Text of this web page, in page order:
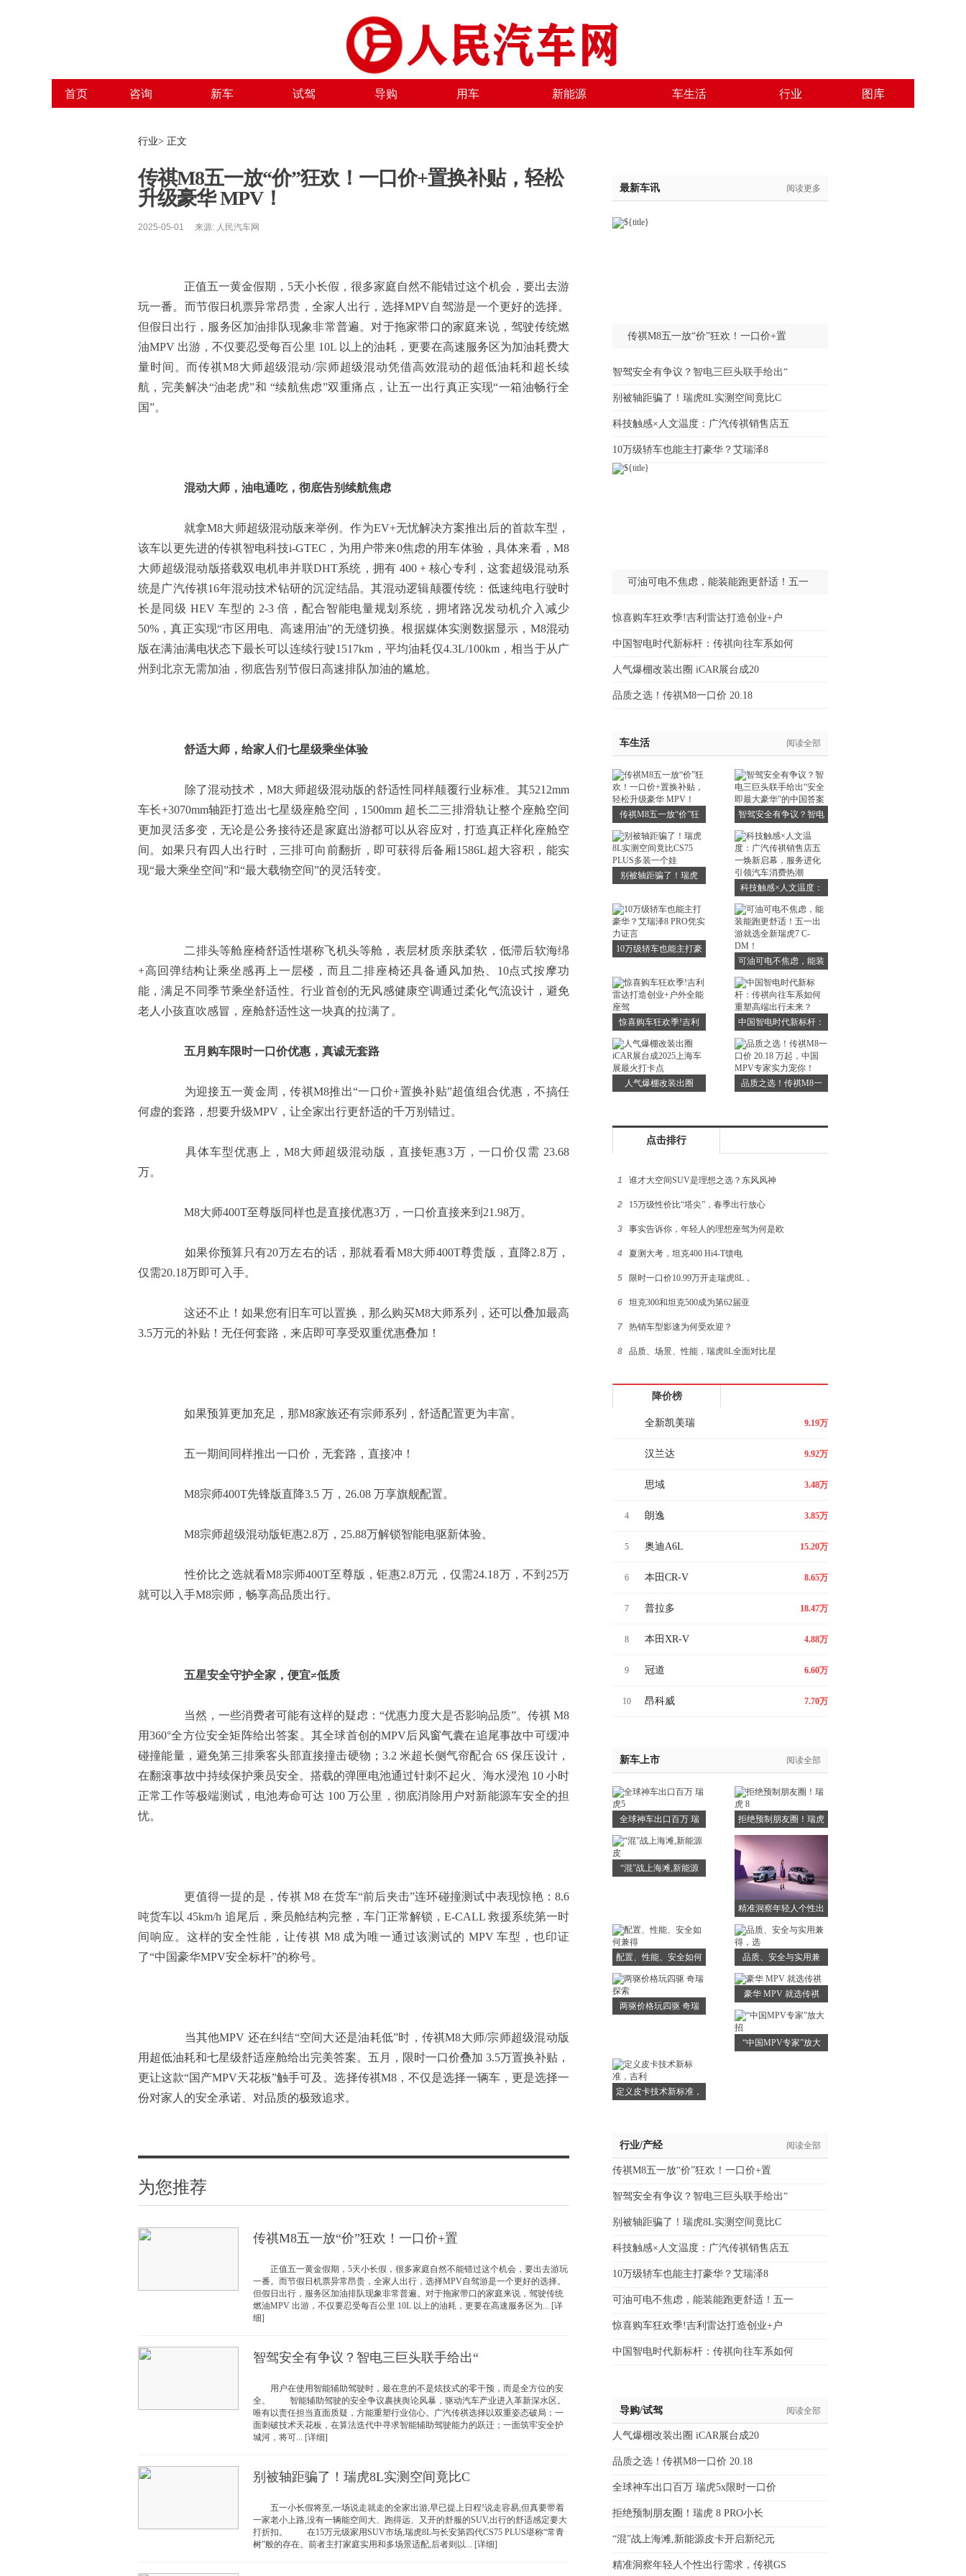
首页 咨询 新车 试驾 导购 用车 新能源 车生活 行业 图库
行业> 正文
传祺M8五一放“价”狂欢！一口价+置换补贴，轻松
升级豪华 MPV！
2025-05-01 来源: 人民汽车网
正值五一黄金假期，5天小长假，很多家庭自然不能错过这个机会，要出去游
玩一番。而节假日机票异常昂贵，全家人出行，选择MPV自驾游是一个更好的选择。
但假日出行，服务区加油排队现象非常普遍。对于拖家带口的家庭来说，驾驶传统燃
油MPV 出游，不仅要忍受每百公里 10L 以上的油耗，更要在高速服务区为加油耗费大
量时间。而传祺M8大师超级混动/宗师超级混动凭借高效混动的超低油耗和超长续
航，完美解决“油老虎”和 “续航焦虑”双重痛点，让五一出行真正实现“一箱油畅行全
国”。
混动大师，油电通吃，彻底告别续航焦虑
就拿M8大师超级混动版来举例。作为EV+无忧解决方案推出后的首款车型，
该车以更先进的传祺智电科技i-GTEC，为用户带来0焦虑的用车体验，具体来看，M8
大师超级混动版搭载双电机串并联DHT系统，拥有 400 + 核心专利，这套超级混动系
统是广汽传祺16年混动技术钻研的沉淀结晶。其混动逻辑颠覆传统：低速纯电行驶时
长是同级 HEV 车型的 2-3 倍，配合智能电量规划系统，拥堵路况发动机介入减少
50%，真正实现“市区用电、高速用油”的无缝切换。根据媒体实测数据显示，M8混动
版在满油满电状态下最长可以连续行驶1517km，平均油耗仅4.3L/100km，相当于从广
州到北京无需加油，彻底告别节假日高速排队加油的尴尬。
舒适大师 ， 给家人们七星级乘坐体验
除了混动技术，M8大师超级混动版的舒适性同样颠覆行业标准。其5212mm
车长+3070mm轴距打造出七星级座舱空间，1500mm 超长二三排滑轨让整个座舱空间
更加灵活多变，无论是公务接待还是家庭出游都可以从容应对，打造真正样化座舱空
间。如果只有四人出行时，三排可向前翻折，即可获得后备厢1586L超大容积，能实
现“最大乘坐空间”和“最大载物空间”的灵活转变。
二排头等舱座椅舒适性堪称飞机头等舱，表层材质亲肤柔软，低滞后软海绵
+高回弹结构让乘坐感再上一层楼，而且二排座椅还具备通风加热、10点式按摩功
能，满足不同季节乘坐舒适性。行业首创的无风感健康空调通过柔化气流设计，避免
老人小孩直吹感冒，座舱舒适性这一块真的拉满了。
五月 购车限时一口价优惠 ， 真诚无套路
为迎接五一黄金周，传祺M8推出“一口价+置换补贴”超值组合优惠，不搞任
何虚的套路，想要升级MPV，让全家出行更舒适的千万别错过。
具体车型优惠上，M8大师超级混动版，直接钜惠3万，一口价仅需 23.68
万。
M8大师400T至尊版同样也是直接优惠3万，一口价直接来到21.98万。
如果你预算只有20万左右的话，那就看看M8大师400T尊贵版，直降2.8万，
仅需20.18万即可入手。
这还不止！如果您有旧车可以置换，那么购买M8大师系列，还可以叠加最高
3.5万元的补贴！无任何套路，来店即可享受双重优惠叠加！
如果预算更加充足，那M8家族还有宗师系列，舒适配置更为丰富。
五一期间同样推出一口价，无套路，直接冲！
M8宗师400T先锋版直降3.5 万，26.08 万享旗舰配置。
M8宗师超级混动版钜惠2.8万，25.88万解锁智能电驱新体验。
性价比之选就看M8宗师400T至尊版，钜惠2.8万元，仅需24.18万，不到25万
就可以入手M8宗师，畅享高品质出行。
五星安全守护全家，便宜≠低质
当然，一些消费者可能有这样的疑虑：“优惠力度大是否影响品质”。传祺 M8
用360°全方位安全矩阵给出答案。其全球首创的MPV后风窗气囊在追尾事故中可缓冲
碰撞能量，避免第三排乘客头部直接撞击硬物；3.2 米超长侧气帘配合 6S 保压设计，
在翻滚事故中持续保护乘员安全。搭载的弹匣电池通过针刺不起火、海水浸泡 10 小时
正常工作等极端测试，电池寿命可达 100 万公里，彻底消除用户对新能源车安全的担
忧。
更值得一提的是，传祺 M8 在货车“前后夹击”连环碰撞测试中表现惊艳：8.6
吨货车以 45km/h 追尾后，乘员舱结构完整，车门正常解锁，E-CALL 救援系统第一时
间响应。这样的安全性能，让传祺 M8 成为唯一通过该测试的 MPV 车型，也印证
了“中国豪华MPV安全标杆”的称号。
当其他MPV 还在纠结“空间大还是油耗低”时，传祺M8大师/宗师超级混动版
用超低油耗和七星级舒适座舱给出完美答案。五月，限时一口价叠加 3.5万置换补贴，
更让这款“国产MPV天花板”触手可及。选择传祺M8，不仅是选择一辆车，更是选择一
份对家人的安全承诺、对品质的极致追求。
为您推荐
传祺M8五一放“价”狂欢！一口价+置
正值五一黄金假期，5天小长假，很多家庭自然不能错过这个机会，要出去游玩
一番。而节假日机票异常昂贵，全家人出行，选择MPV自驾游是一个更好的选择。
但假日出行，服务区加油排队现象非常普遍。对于拖家带口的家庭来说，驾驶传统
燃油MPV 出游，不仅要忍受每百公里 10L 以上的油耗，更要在高速服务区为... [详
细]
智驾安全有争议？智电三巨头联手给出“
用户在使用智能辅助驾驶时，最在意的不是炫技式的零干预，而是全方位的安
全。 智能辅助驾驶的安全争议裹挟舆论风暴，驱动汽车产业进入革新深水区。
唯有以责任担当直面质疑，方能重塑行业信心。广汽传祺选择以双重姿态破局：一
面刺破技术天花板，在算法迭代中寻求智能辅助驾驶能力的跃迁；一面筑牢安全护
城河，将可... [详细]
别被轴距骗了！瑞虎8L实测空间竟比C
五一小长假将至,一场说走就走的全家出游,早已提上日程!说走容易,但真要带着
一家老小上路,没有一辆能空间大、跑得远、又开的舒服的SUV,出行的舒适感定要大
打折扣。 在15万元级家用SUV市场,瑞虎8L与长安第四代CS75 PLUS堪称“常青
树”般的存在。前者主打家庭实用和多场景适配,后者则以... [详细]
最新车讯 阅读更多
传祺M8五一放“价”狂欢！一口价+置
智驾安全有争议？智电三巨头联手给出“
别被轴距骗了！瑞虎8L实测空间竟比C
科技触感×人文温度：广汽传祺销售店五
10万级轿车也能主打豪华？艾瑞泽8
可油可电不焦虑，能装能跑更舒适！五一
惊喜购车狂欢季!吉利雷达打造创业+户
中国智电时代新标杆：传祺向往车系如何
人气爆棚改装出圈 iCAR展台成20
品质之选！传祺M8一口价 20.18
车生活 阅读全部
传祺M8五一放“价”狂
欢！一口价+置换补
贴，轻松升级豪华
MPV！
智驾安全有争议？智电
三巨头联手给出“安全
即最大豪华”的中国答
案
别被轴距骗了！瑞虎
PLUS多装一个娃
科技触感×人文温度：
广汽传祺销售店五一焕
新启幕，服务进化引领
汽车消费热潮
10万级轿车也能主打豪
力证言
可油可电不焦虑，能装
能跑更舒适！五一出游
就选全新瑞虎7 C-
DM！
惊喜购车狂欢季!吉利
雷达打造创业+户外全
能座驾
中国智电时代新标杆：
传祺向往车系如何重塑
高端出行未来？
人气爆棚改装出圈
品质之选！传祺M8一
点击排行
1 谁才大空间SUV是理想之选？东风风神
2 15万级性价比“塔尖”，春季出行放心
3 事实告诉你，年轻人的理想座驾为何是欧
4 夏测大考，坦克400 Hi4-T馈电
5 限时一口价10.99万开走瑞虎8L，
6 坦克300和坦克500成为第62届亚
7 热销车型影速为何受欢迎？
8 品质、场景、性能，瑞虎8L全面对比星
海尔接棒平安，汽车之家迎新十年变局
降价榜
全新凯美瑞 9.19万
汉兰达 9.92万
思域 3.48万
4 朗逸 3.85万
5 奥迪A6L 15.20万
6 本田CR-V 8.65万
7 普拉多 18.47万
8 本田XR-V 4.88万
9 冠道 6.60万
10 昂科威 7.70万
新车上市 阅读全部
全球神车出口百万 瑞
虎5
拒绝预制朋友圈！瑞虎
8
“混”战上海滩,新能源
精准洞察年轻人个性出
行需
配置、性能、安全如何
兼得
品质、安全与实用兼
得，选
两驱价格玩四驱 奇瑞
豪华 MPV 就选传祺
“中国MPV专家”放大
定义皮卡技术新标准，
行业/产经 阅读全部
传祺M8五一放“价”狂欢！一口价+置
智驾安全有争议？智电三巨头联手给出“
别被轴距骗了！瑞虎8L实测空间竟比C
科技触感×人文温度：广汽传祺销售店五
10万级轿车也能主打豪华？艾瑞泽8
可油可电不焦虑，能装能跑更舒适！五一
惊喜购车狂欢季!吉利雷达打造创业+户
中国智电时代新标杆：传祺向往车系如何
导购/试驾 阅读全部
人气爆棚改装出圈 iCAR展台成20
品质之选！传祺M8一口价 20.18
全球神车出口百万 瑞虎5x限时一口价
拒绝预制朋友圈！瑞虎 8 PRO小长
“混”战上海滩,新能源皮卡开启新纪元
精准洞察年轻人个性出行需求，传祺GS